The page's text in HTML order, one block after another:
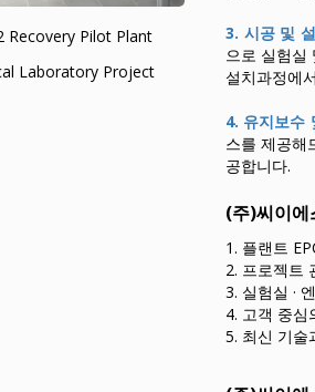
3. 시공 및
으로 실험실
설치과정에
4. 유지보수
스를 제공해
공합니다.
(주)씨이에
1. 플랜트
2. 프로젝트
3. 실험실 ·
4. 고객 중심
5. 최신 기술